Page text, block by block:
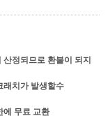
정되므로 환불이 되지
래치가 발생할수
에 무료 교환